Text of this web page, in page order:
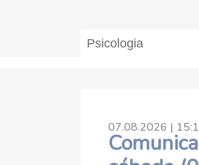
07.08.2026 |